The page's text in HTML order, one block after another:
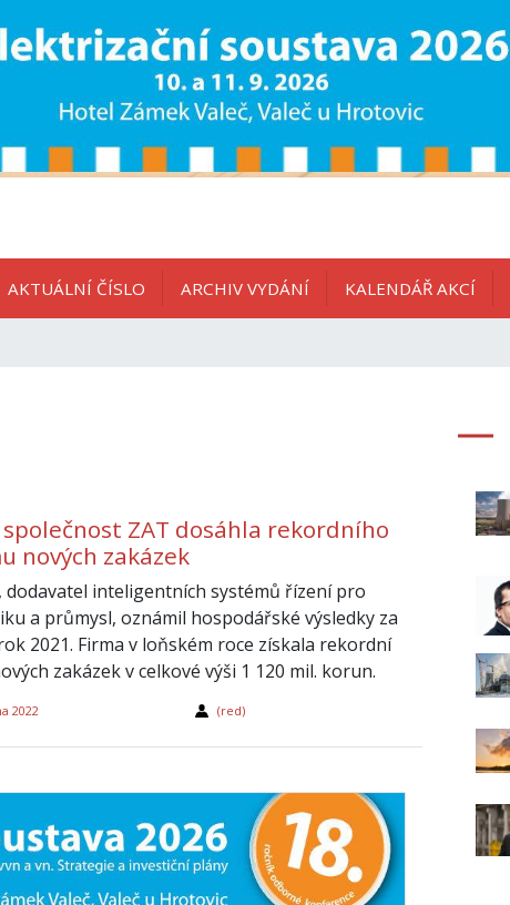
AKTUÁLNÍ ČÍSLO ARCHIV VYDÁNÍ KALENDÁŘ AKCÍ
společnost ZAT dosáhla rekordního
nových zakázek
dodavatel inteligentních systémů řízení pro
a průmysl, oznámil hospodářské výsledky za
2021. Firma v loňském roce získala rekordní
zakázek v celkové výši 1 120 mil. korun.
2022 (red)